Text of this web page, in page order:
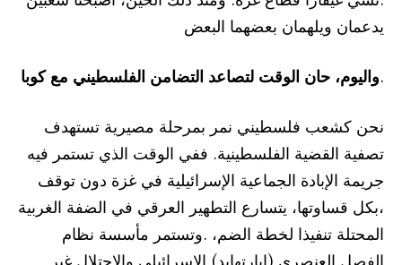
يدعمان ويلهمان بعضهما البعض
.واليوم، حان الوقت لتصاعد التضامن الفلسطيني مع كوبا
نحن كشعب فلسطيني نمر بمرحلة مصيرية تستهدف
تصفية القضية الفلسطينية. ففي الوقت الذي تستمر فيه
جريمة الإبادة الجماعية الإسرائيلية في غزة دون توقف
،بكل قساوتها، يتسارع التطهير العرقي في الضفة الغربية
المحتلة تنفيذا لخطة الضم، .وتستمر مأسسة نظام
الفصل العنصري (ابارتهايد) الإسرائيلي والاحتلال غير